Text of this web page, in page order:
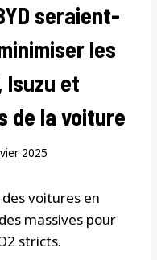
seraient-
les
Isuzu et
de la voiture
2025
voitures en
massives pour
stricts.